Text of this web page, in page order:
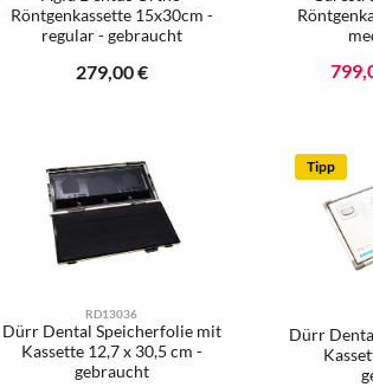
Röntgenkassette 15x30cm -
regular - gebraucht
Regulärer Preis:
279,00 €
RD13036
Dürr Dental Speicherfolie mit
Kassette 12,7 x 30,5 cm -
gebraucht
Tipp
Dürr